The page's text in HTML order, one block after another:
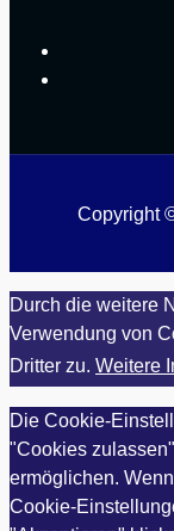
Copyright
Durch die weitere
Verwendung von
Dritter zu. Weitere
Die Cookie-
"Cookies
ermöglichen.
Cookie-